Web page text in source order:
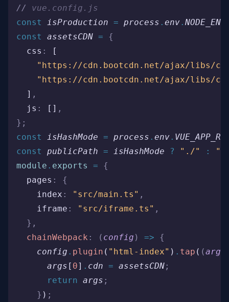
//
vue.config.js
const
isProduction = process . env . NODE_ENV
const
assetsCDN = {
  css
:
[
"https://cdn.bootcdn.net/ajax/libs/
"https://cdn.bootcdn.net/ajax/libs/
  ]
,
  js
: [] ,
};
const
isHashMode = process . env .
const
publicPath = isHashMode ? "./" :
"/
module . exports = {
  pages
:
{
    index
: "src/main.ts" ,
    iframe
: "src/iframe.ts" ,
  },
  chainWebpack
: ( config ) => {
    config
. plugin ( "html-index" ) . tap ( (args
      args
[ 0] . cdn = assetsCDN ;
      return
args ;
    }
) ;